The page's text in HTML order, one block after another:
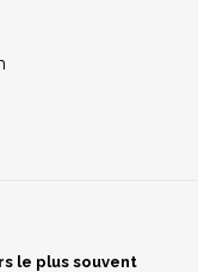
le plus souvent